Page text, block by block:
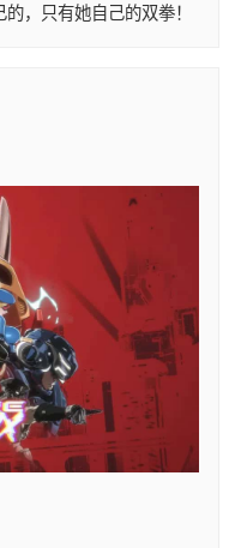
，只有她自己的双拳！